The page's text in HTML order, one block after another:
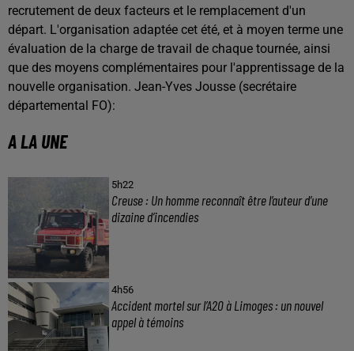
recrutement de deux facteurs et le remplacement d'un
départ. L'organisation adaptée cet été, et à moyen terme une
évaluation de la charge de travail de chaque tournée, ainsi
que des moyens complémentaires pour l'apprentissage de la
nouvelle organisation. Jean-Yves Jousse (secrétaire
départemental FO):
A LA UNE
5h22
Creuse : Un homme reconnaît être l’auteur d’une
dizaine d’incendies
4h56
Accident mortel sur l’A20 à Limoges : un nouvel
appel à témoins